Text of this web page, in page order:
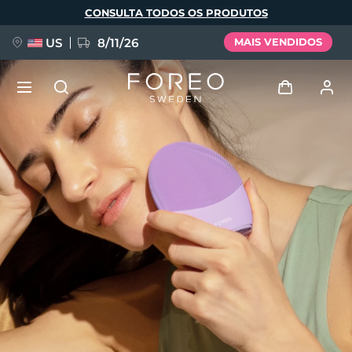
principal
CONSULTA TODOS OS PRODUTOS
US 8/11/26 MAIS VENDIDOS
Perfil de usuário
Meus aparelhos
Meus pedidos
Meus endereços
As minhas subscrições
NOVIDADE
FAQ™ Pure Beauty-Tech Elixir
BREAKING NEWS
issa™ Teeth Whitening Set
Idioma
English Deutsch
Español
Français
Italiano
Português
Svenska
Русский
Türkçe
简体中文 繁體中文